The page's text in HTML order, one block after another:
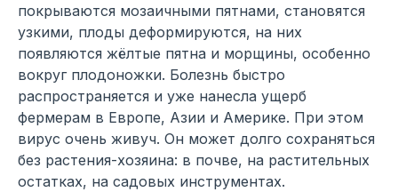
покрываются мозаичными пятнами, становятся
узкими, плоды деформируются, на них
появляются жёлтые пятна и морщины, особенно
вокруг плодоножки. Болезнь быстро
распространяется и уже нанесла ущерб
фермерам в Европе, Азии и Америке. При этом
вирус очень живуч. Он может долго сохраняться
без растения-хозяина: в почве, на растительных
остатках, на садовых инструментах.